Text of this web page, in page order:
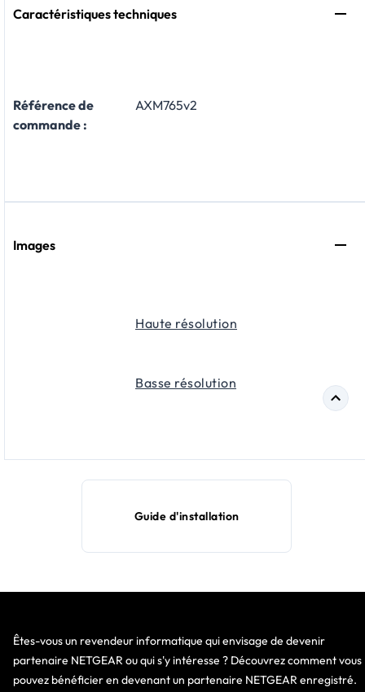
Caractéristiques techniques
Référence de
commande :
AXM765v2
Images
Haute résolution
Basse résolution
Guide d'installation
Êtes-vous un revendeur informatique qui envisage de devenir
partenaire NETGEAR ou qui s'y intéresse ? Découvrez comment vous
pouvez bénéficier en devenant un partenaire NETGEAR enregistré.